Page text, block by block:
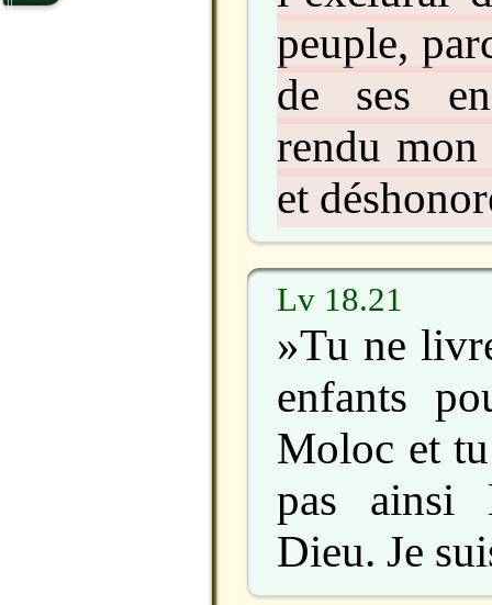
peuple,
de ses
rendu mon
et
Lv 18.21
»Tu ne
enfants
Moloc et
pas ainsi
Dieu. Je